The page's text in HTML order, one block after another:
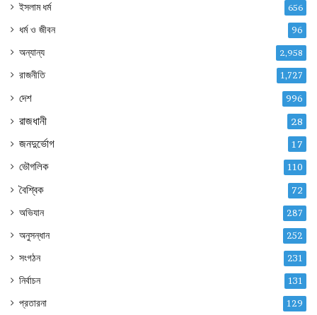
ইসলাম ধর্ম 656
ধর্ম ও জীবন 96
অন্যান্য 2,958
রাজনীতি 1,727
দেশ 996
রাজধানী 28
জনদুর্ভোগ 17
ভৌগলিক 110
বৈশ্বিক 72
অভিযান 287
অনুসন্ধান 252
সংগঠন 231
নির্বাচন 131
প্রতারনা 129